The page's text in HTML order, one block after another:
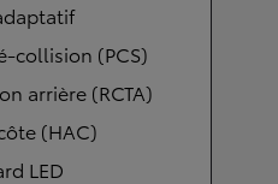
collision (PCS)
arrière (RCTA)
(HAC)
LED